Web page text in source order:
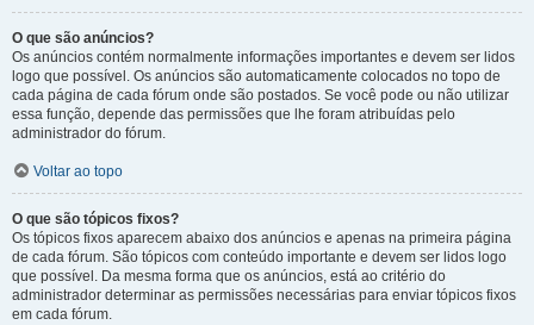
O que são anúncios?
Os anúncios contém normalmente informações importantes e devem ser lidos
logo que possível. Os anúncios são automaticamente colocados no topo de
cada página de cada fórum onde são postados. Se você pode ou não utilizar
essa função, depende das permissões que lhe foram atribuídas pelo
administrador do fórum.
Voltar ao topo
O que são tópicos fixos?
Os tópicos fixos aparecem abaixo dos anúncios e apenas na primeira página
de cada fórum. São tópicos com conteúdo importante e devem ser lidos logo
que possível. Da mesma forma que os anúncios, está ao critério do
administrador determinar as permissões necessárias para enviar tópicos fixos
em cada fórum.